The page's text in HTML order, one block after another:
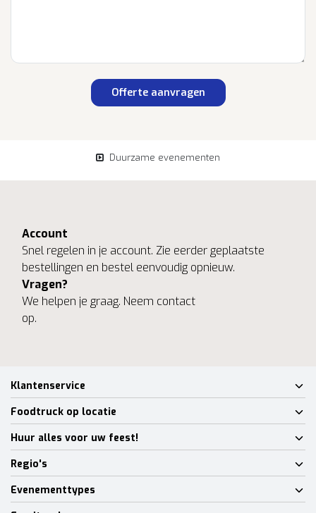
Offerte aanvragen
Duurzame evenementen
Account
Snel regelen in je account. Zie eerder geplaatste
bestellingen en bestel eenvoudig opnieuw.
Vragen?
We helpen je graag. Neem contact
op.
Klantenservice
Foodtruck op locatie
Huur alles voor uw feest!
Regio's
Evenementtypes